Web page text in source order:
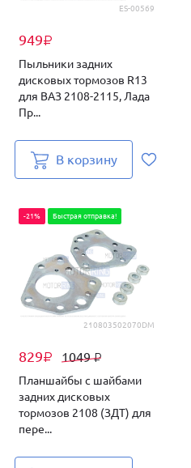
ES-00569
949₽
Пыльники задних
дисковых тормозов R13
для ВАЗ 2108-2115, Лада
Пр...
В корзину
210803502070DM
829₽ 1049₽
-21% Быстрая отправка!
Планшайбы с шайбами
задних дисковых
тормозов 2108 (ЗДТ) для
пере...